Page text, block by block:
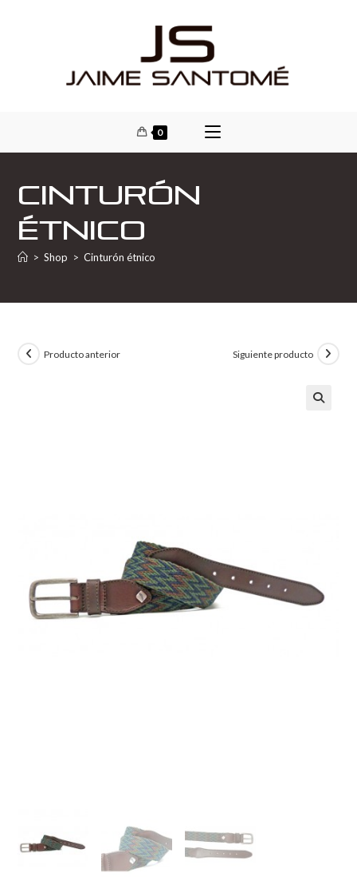
0
Cinturón
étnico
> Shop > Cinturón étnico
Producto anterior Siguiente producto